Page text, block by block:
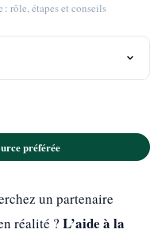
rôle, étapes et conseils
préférée
un partenaire
réalité ? L’aide à la